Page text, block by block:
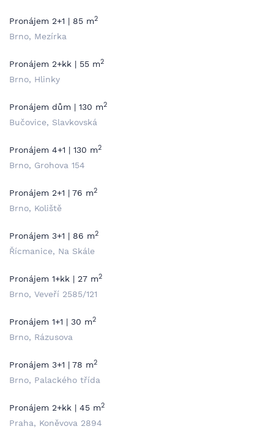
Pronájem 2+1 | 85 m2
Brno, Mezírka
Pronájem 2+kk | 55 m2
Brno, Hlinky
Pronájem dům | 130 m2
Bučovice, Slavkovská
Pronájem 4+1 | 130 m2
Brno, Grohova 154
Pronájem 2+1 | 76 m2
Brno, Koliště
Pronájem 3+1 | 86 m2
Řícmanice, Na Skále
Pronájem 1+kk | 27 m2
Brno, Veveří 2585/121
Pronájem 1+1 | 30 m2
Brno, Rázusova
Pronájem 3+1 | 78 m2
Brno, Palackého třída
Pronájem 2+kk | 45 m2
Praha, Koněvova 2894